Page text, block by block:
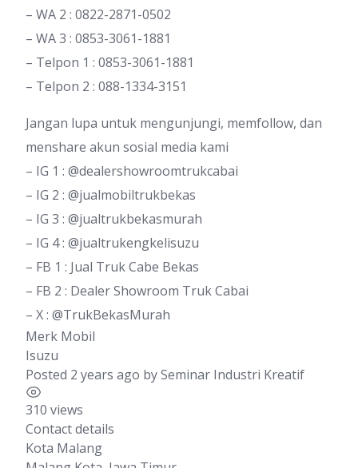
– WA 2 : 0822-2871-0502
– WA 3 : 0853-3061-1881
– Telpon 1 : 0853-3061-1881
– Telpon 2 : 088-1334-3151
Jangan lupa untuk mengunjungi, memfollow, dan
menshare akun sosial media kami
– IG 1 : @dealershowroomtrukcabai
– IG 2 : @jualmobiltrukbekas
– IG 3 : @jualtrukbekasmurah
– IG 4 : @jualtrukengkelisuzu
– FB 1 : Jual Truk Cabe Bekas
– FB 2 : Dealer Showroom Truk Cabai
– X : @TrukBekasMurah
Merk Mobil
Isuzu
Posted 2 years ago bySeminar Industri Kreatif
310 views
Contact details
Kota Malang